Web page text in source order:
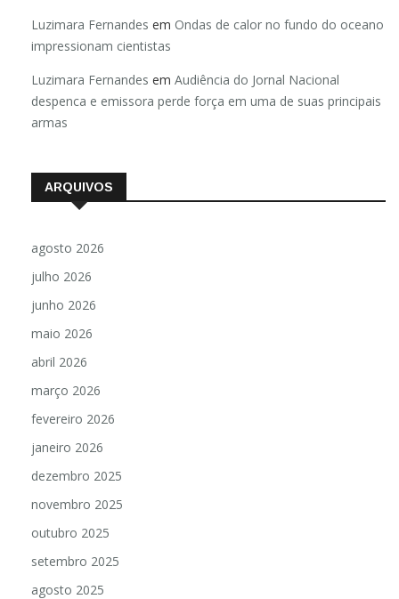
Luzimara Fernandes em Ondas de calor no fundo do oceano
impressionam cientistas
Luzimara Fernandes em Audiência do Jornal Nacional
despenca e emissora perde força em uma de suas principais
armas
ARQUIVOS
agosto 2026
julho 2026
junho 2026
maio 2026
abril 2026
março 2026
fevereiro 2026
janeiro 2026
dezembro 2025
novembro 2025
outubro 2025
setembro 2025
agosto 2025